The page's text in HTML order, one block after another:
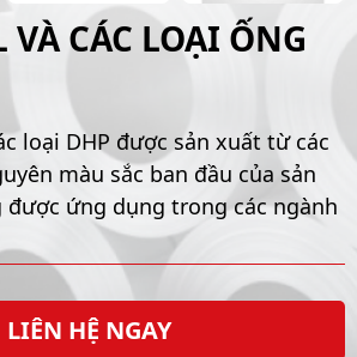
VÀ CÁC LOẠI ỐNG
loại DHP được sản xuất từ các
màu sắc ban đầu của sản
ứng dụng trong các ngành
LIÊN HỆ NGAY